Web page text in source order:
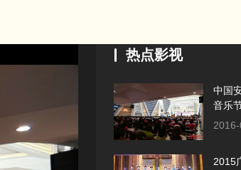
热点影视
中国
音乐
2015